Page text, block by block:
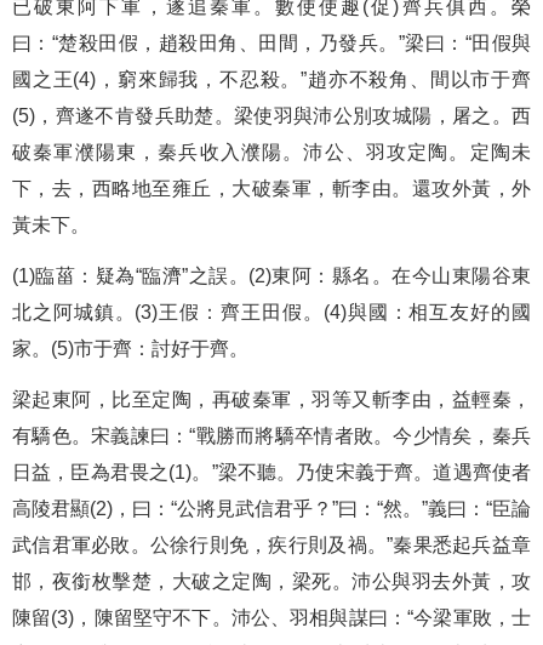
已破東阿下軍，遂追秦軍。數使使趣(促)齊兵俱西。榮
曰：“楚殺田假，趙殺田角、田間，乃發兵。”梁曰：“田假與
國之王(4)，窮來歸我，不忍殺。”趙亦不殺角、間以市于齊
(5)，齊遂不肯發兵助楚。梁使羽與沛公別攻城陽，屠之。西
破秦軍濮陽東，秦兵收入濮陽。沛公、羽攻定陶。定陶未
下，去，西略地至雍丘，大破秦軍，斬李由。還攻外黃，外
黃未下。
(1)臨菑：疑為“臨濟”之誤。(2)東阿：縣名。在今山東陽谷東
北之阿城鎮。(3)王假：齊王田假。(4)與國：相互友好的國
家。(5)市于齊：討好于齊。
梁起東阿，比至定陶，再破秦軍，羽等又斬李由，益輕秦，
有驕色。宋義諫曰：“戰勝而將驕卒情者敗。今少情矣，秦兵
日益，臣為君畏之(1)。”梁不聽。乃使宋義于齊。道遇齊使者
高陵君顯(2)，曰：“公將見武信君乎？”曰：“然。”義曰：“臣論
武信君軍必敗。公徐行則免，疾行則及禍。”秦果悉起兵益章
邯，夜銜枚擊楚，大破之定陶，梁死。沛公與羽去外黃，攻
陳留(3)，陳留堅守不下。沛公、羽相與謀曰：“今梁軍敗，士